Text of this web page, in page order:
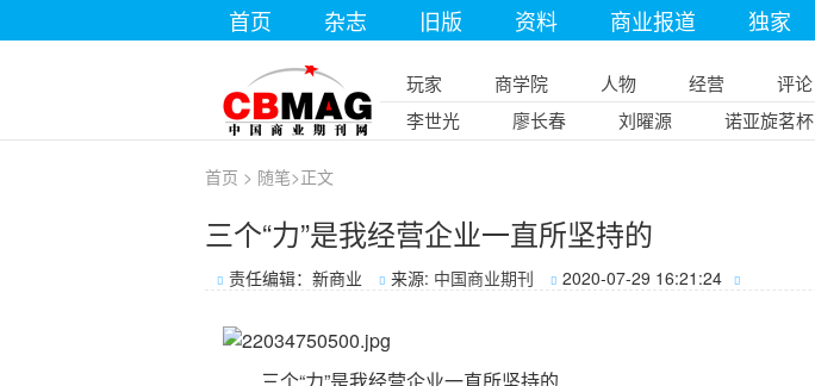
首页 杂志 旧版 资料 商业报道 独家
玩家 商学院 人物 经营 评论
李世光
廖长春 刘曜源 诺亚旋茗杯
首页 > 随笔>正文
三个“力”是我经营企业一直所坚持的
责任编辑：新商业 来源: 中国商业期刊 2020-07-29 16:21:24